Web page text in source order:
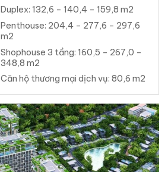
Duplex: 132,6 – 140,4 – 159,8 m2
Penthouse: 204,4 – 277,6 – 297,6
m2
Shophouse 3 tầng: 160,5 – 267,0 –
348,8 m2
Căn hộ thương mại dịch vụ: 80,6 m2